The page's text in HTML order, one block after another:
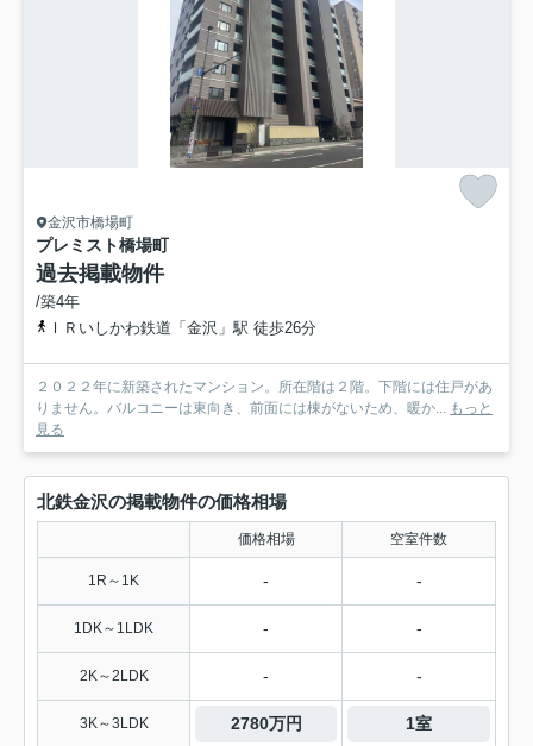
金沢市橋場町
プレミスト橋場町
過去掲載物件
/築4年
ＩＲいしかわ鉄道「金沢」駅 徒歩26分
２０２２年に新築されたマンション。所在階は２階。下階には住戸があ
りません。バルコニーは東向き、前面には棟がないため、暖か... もっと
見る
北鉄金沢の掲載物件の価格相場
価格相場 空室件数
1R～1K - -
1DK～1LDK - -
2K～2LDK - -
3K～3LDK 2780万円 1室